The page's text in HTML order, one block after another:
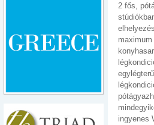
2 fős,
ingyenes